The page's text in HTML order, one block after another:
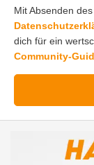
Mit Absenden
dich für ein
Community-